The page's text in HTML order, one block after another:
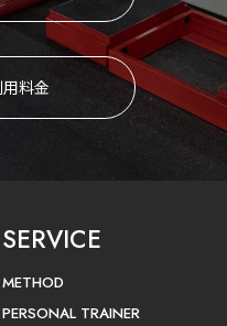
料金
SERVICE
METHOD
PERSONAL TRAINER